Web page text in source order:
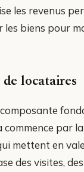
les revenus
les biens pour
locataires
commence par
mettent en
des visites,